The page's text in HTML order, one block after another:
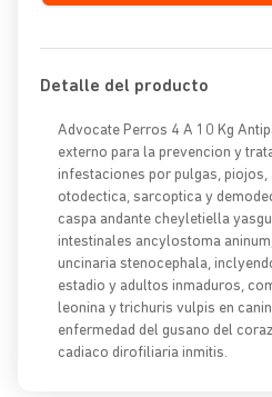
Detalle del producto
Advocate Perros 4 A 10 Kg
externo para la prevencion y
infestaciones por pulgas, piojos,
otodectica, sarcoptica y
caspa andante cheyletiella
intestinales ancylostoma
uncinaria stenocephala,
estadio y adultos inmaduros,
leonina y trichuris vulpis en
enfermedad del gusano del
cadiaco dirofiliaria inmitis.